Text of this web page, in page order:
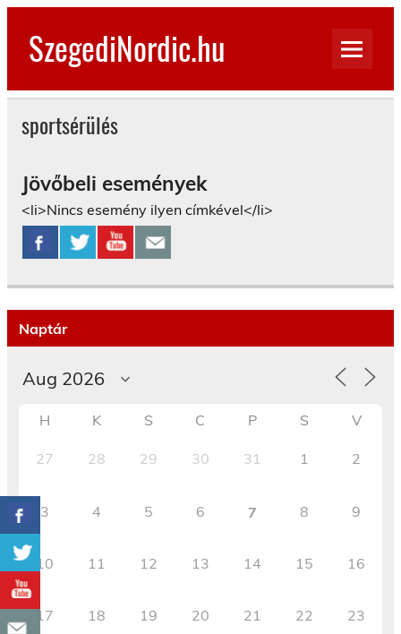
Skip
contentSzegediNordic.hu
sportsérülés
Jövőbeli események
<li>Nincs esemény ilyen címkével</li>
Naptár
H K S C P S V
27 28 29 30 31 1 2
3 4 5 6 7 8 9
10 11 12 13 14 15 16
17 18 19 20 21 22 23